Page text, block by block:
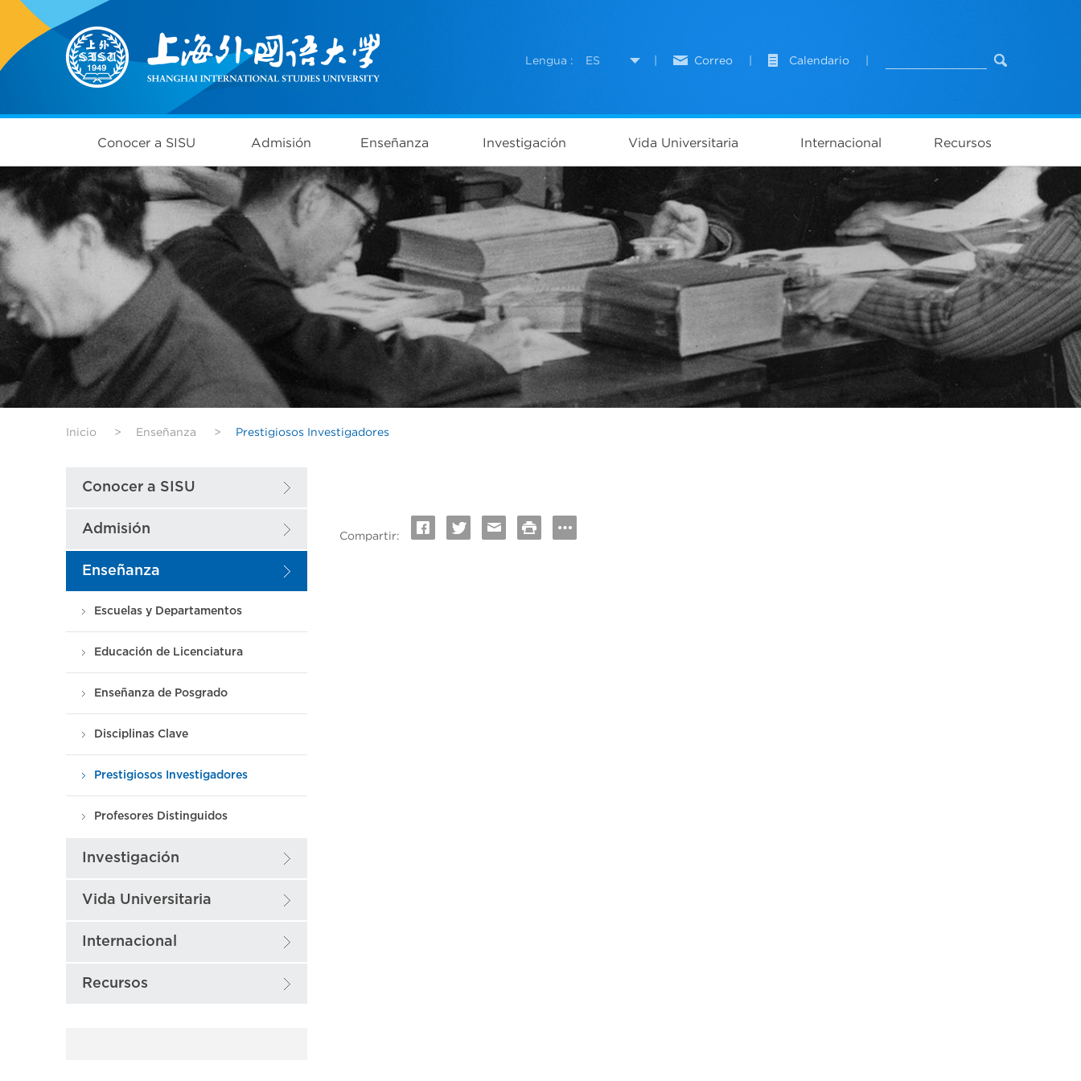
Lengua : ES Correo Calendario
Conocer a SISU Admisión Enseñanza Investigación Vida Universitaria Internacional Recursos
Inicio > Enseñanza > Prestigiosos Investigadores
Conocer a SISU
Admisión
Enseñanza
Escuelas y Departamentos
Educación de Licenciatura
Enseñanza de Posgrado
Disciplinas Clave
Prestigiosos Investigadores
Profesores Distinguidos
Investigación
Vida Universitaria
Internacional
Recursos
Compartir: